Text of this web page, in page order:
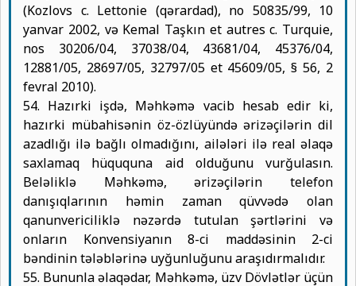
(Kozlovs c. Lettonie (qərardad), no 50835/99, 10
yanvar 2002, və Kemal Taşkın et autres c. Turquie,
nos 30206/04, 37038/04, 43681/04, 45376/04,
12881/05, 28697/05, 32797/05 et 45609/05, § 56, 2
fevral 2010).
54. Hazırki işdə, Məhkəmə vacib hesab edir ki,
hazırki mübahisənin öz-özlüyündə ərizəçilərin dil
azadlığı ilə bağlı olmadığını, ailələri ilə real əlaqə
saxlamaq hüququna aid olduğunu vurğulasın.
Beləliklə Məhkəmə, ərizəçilərin telefon
danışıqlarının həmin zaman qüvvədə olan
qanunvericiliklə nəzərdə tutulan şərtlərini və
onların Konvensiyanın 8-ci maddəsinin 2-ci
bəndinin tələblərinə uyğunluğunu araşıdırmalıdır.
55. Bununla əlaqədar, Məhkəmə, üzv Dövlətlər üçün